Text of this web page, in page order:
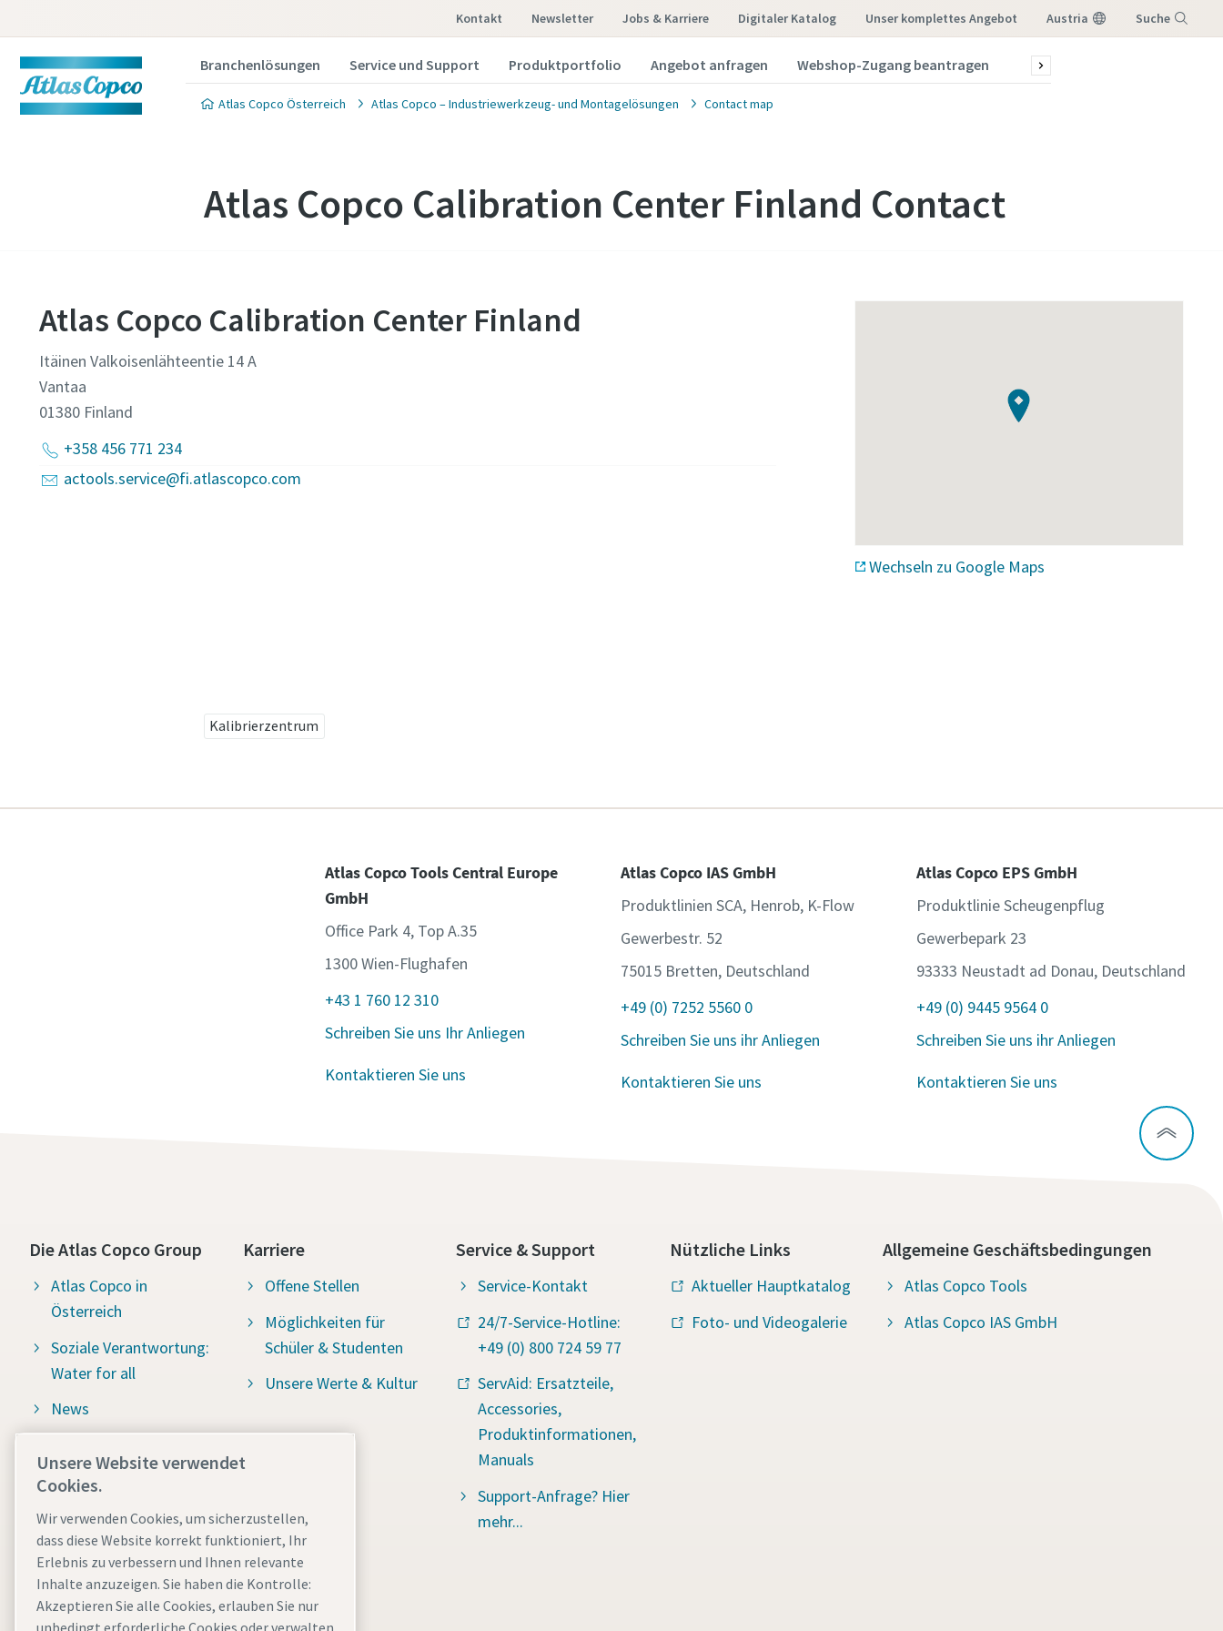
Kontakt Newsletter Jobs & Karriere Digitaler Katalog Unser komplettes Angebot Austria Suche
Branchenlösungen Service und Support Produktportfolio Angebot anfragen Webshop-Zugang beantragen News & Stories
Atlas Copco Österreich Atlas Copco – Industriewerkzeug- und Montagelösungen Contact map
Atlas Copco Calibration Center Finland Contact
Atlas Copco Calibration Center Finland
Itäinen Valkoisenlähteentie 14 A
Vantaa
01380 Finland
+358 456 771 234
actools.service@fi.atlascopco.com
Wechseln zu Google Maps
Kalibrierzentrum
Atlas Copco Tools Central Europe
GmbH
Office Park 4, Top A.35
1300 Wien-Flughafen
+43 1 760 12 310
Schreiben Sie uns Ihr Anliegen
Kontaktieren Sie uns
Atlas Copco IAS GmbH
Produktlinien SCA, Henrob, K-Flow
Gewerbestr. 52
75015 Bretten, Deutschland
+49 (0) 7252 5560 0
Schreiben Sie uns ihr Anliegen
Kontaktieren Sie uns
Atlas Copco EPS GmbH
Produktlinie Scheugenpflug
Gewerbepark 23
93333 Neustadt ad Donau, Deutschland
+49 (0) 9445 9564 0
Schreiben Sie uns ihr Anliegen
Kontaktieren Sie uns
Die Atlas Copco Group
Atlas Copco in
Österreich
Soziale Verantwortung:
Water for all
News
Whistleblowing System
(Atlas Copco Group
SpeakUp)
Meldesystem für
Menschenrechts- und
Umweltverstöße (Atlas
Karriere
Offene Stellen
Möglichkeiten für
Schüler & Studenten
Unsere Werte & Kultur
Service & Support
Service-Kontakt
24/7-Service-Hotline:
+49 (0) 800 724 59 77
ServAid: Ersatzteile,
Accessories,
Produktinformationen,
Manuals
Support-Anfrage? Hier
mehr...
Nützliche Links
Aktueller Hauptkatalog
Foto- und Videogalerie
Allgemeine Geschäftsbedingungen
Atlas Copco Tools
Atlas Copco IAS GmbH
Unsere Website verwendet
Cookies.
Wir verwenden Cookies, um sicherzustellen,
dass diese Website korrekt funktioniert, Ihr
Erlebnis zu verbessern und Ihnen relevante
Inhalte anzuzeigen. Sie haben die Kontrolle:
Akzeptieren Sie alle Cookies, erlauben Sie nur